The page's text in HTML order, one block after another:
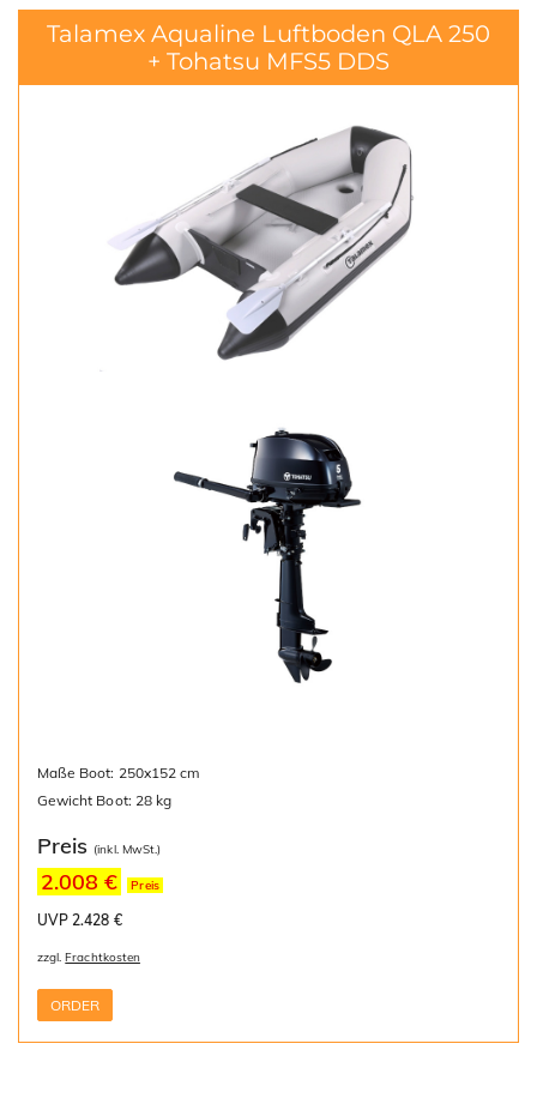
Talamex Aqualine Luftboden QLA 250
+ Tohatsu MFS5 DDS
Maße Boot: 250x152 cm
Gewicht Boot: 28 kg
Preis (inkl. MwSt.)
2.008 € Preis
UVP 2.428 €
zzgl.Frachtkosten
ORDER